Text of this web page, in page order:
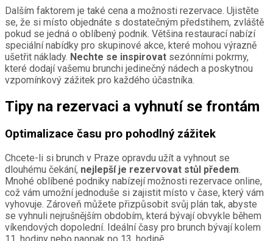
Dalším faktorem je také cena a možnosti rezervace. Ujistěte
se, že si místo objednáte s dostatečným předstihem, zvláště
pokud se jedná o oblíbený podnik. Většina restaurací nabízí
speciální nabídky pro skupinové akce, které mohou výrazně
ušetřit náklady. Nechte se inspirovat sezónními pokrmy,
které dodají vašemu brunchi jedinečný nádech a poskytnou
vzpomínkový zážitek pro každého účastníka.
Tipy na rezervaci a vyhnutí se frontám
Optimalizace času pro pohodlný zážitek
Chcete-li si brunch v Praze opravdu užít a vyhnout se
dlouhému čekání, nejlepší je rezervovat stůl předem.
Mnohé oblíbené podniky nabízejí možnosti rezervace online,
což vám umožní jednoduše si zajistit místo v čase, který vám
vyhovuje. Zároveň můžete přizpůsobit svůj plán tak, abyste
se vyhnuli nejrušnějším obdobím, která bývají obvykle během
víkendových dopolední. Ideální časy pro brunch bývají kolem